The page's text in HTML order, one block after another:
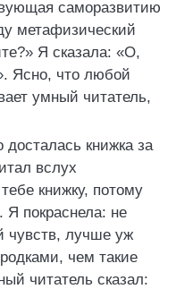
саморазвитию
метафизический
Я сказала: «О,
Ясно, что любой
умный читатель,
книжка за
вслух
книжку, потому
покраснела: не
чувств, лучше уж
чем такие
читатель сказал: